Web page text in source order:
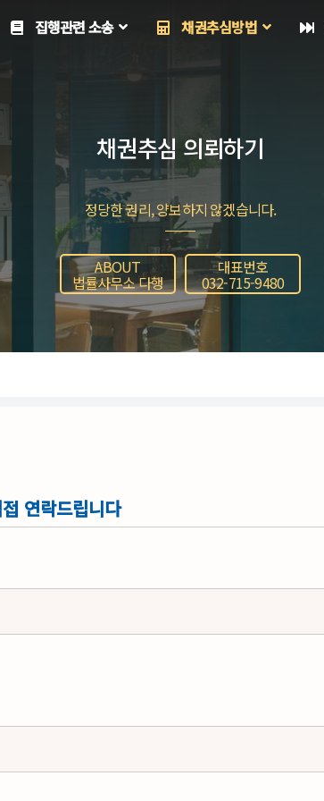
집행관련 소송 채권추심방법
채권추심 의뢰하기
정당한 권리, 양보하지 않겠습니다.
ABOUT
법률사무소 다행
대표번호
032-715-9480
연락드립니다